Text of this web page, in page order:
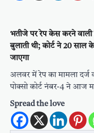
भतीजे पर रेप केस करने वाली
बुलाती थी; कोर्ट ने 20
जाएगा
अलवर में रेप का मामला दर्ज
पोक्सो कोर्ट नंबर-4 ने आज
Spread the love